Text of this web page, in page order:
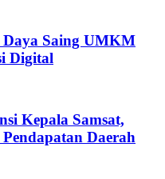
Daya Saing UMKM
Digital
Kepala Samsat,
Daerah